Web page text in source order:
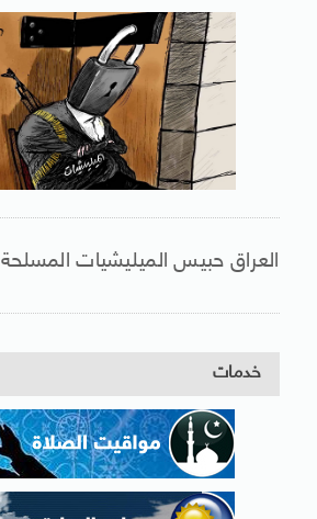
العراق حبيس الميليشيات المسلحة
خدمات